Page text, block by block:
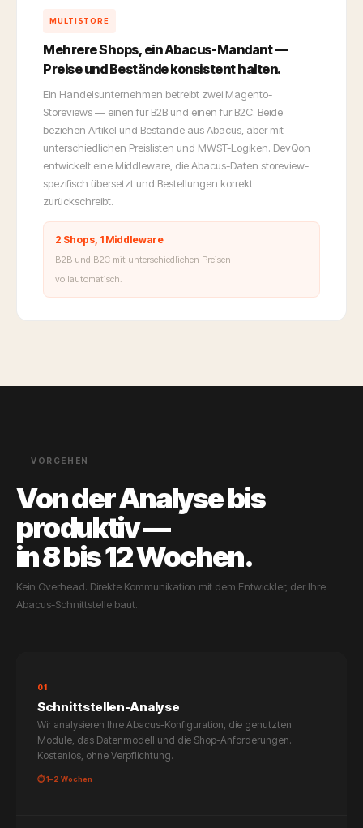
MULTISTORE
Mehrere Shops, ein Abacus-Mandant —
Preise und Bestände konsistent halten.
Ein Handelsunternehmen betreibt zwei Magento-
Storeviews — einen für B2B und einen für B2C. Beide
beziehen Artikel und Bestände aus Abacus, aber mit
unterschiedlichen Preislisten und MWST-Logiken. DevQon
entwickelt eine Middleware, die Abacus-Daten storeview-
spezifisch übersetzt und Bestellungen korrekt
zurückschreibt.
2 Shops, 1 Middleware
B2B und B2C mit unterschiedlichen Preisen —
vollautomatisch.
VORGEHEN
Von der Analyse bis
produktiv —
in 8 bis 12 Wochen.
Kein Overhead. Direkte Kommunikation mit dem Entwickler, der Ihre
Abacus-Schnittstelle baut.
01
Schnittstellen-Analyse
Wir analysieren Ihre Abacus-Konfiguration, die genutzten
Module, das Datenmodell und die Shop-Anforderungen.
Kostenlos, ohne Verpflichtung.
⏱ 1–2 Wochen